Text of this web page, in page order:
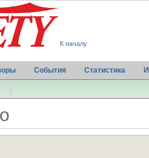
К началу
События Статистика